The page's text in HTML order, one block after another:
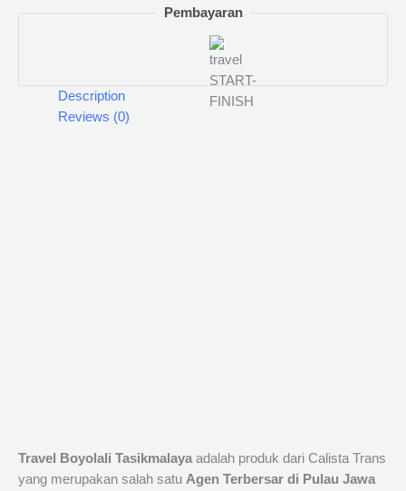
Pembayaran
Description
Reviews (0)
Travel Boyolali Tasikmalaya adalah produk dari Calista Trans
yang merupakan salah satu Agen Terbersar di Pulau Jawa